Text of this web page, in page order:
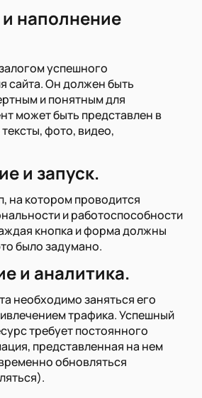
наполнение
успешного
сайта. Он должен быть
и понятным для
может быть представлен в
фото, видео,
и запуск.
на котором проводится
и работоспособности
кнопка и форма должны
было задумано.
и аналитика.
необходимо заняться его
трафика. Успешный
требует постоянного
представленная на нем
обновляться